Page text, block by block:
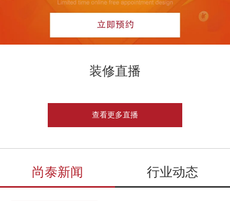
装修直播
查看更多直播
尚泰新闻 行业动态